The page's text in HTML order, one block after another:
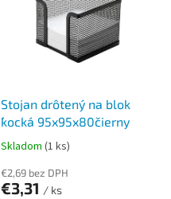
Stojan drôtený na blok
´kocka´ 95x95x80čierny
Skladom (1 ks)
€2,69 bez DPH
€3,31 / ks